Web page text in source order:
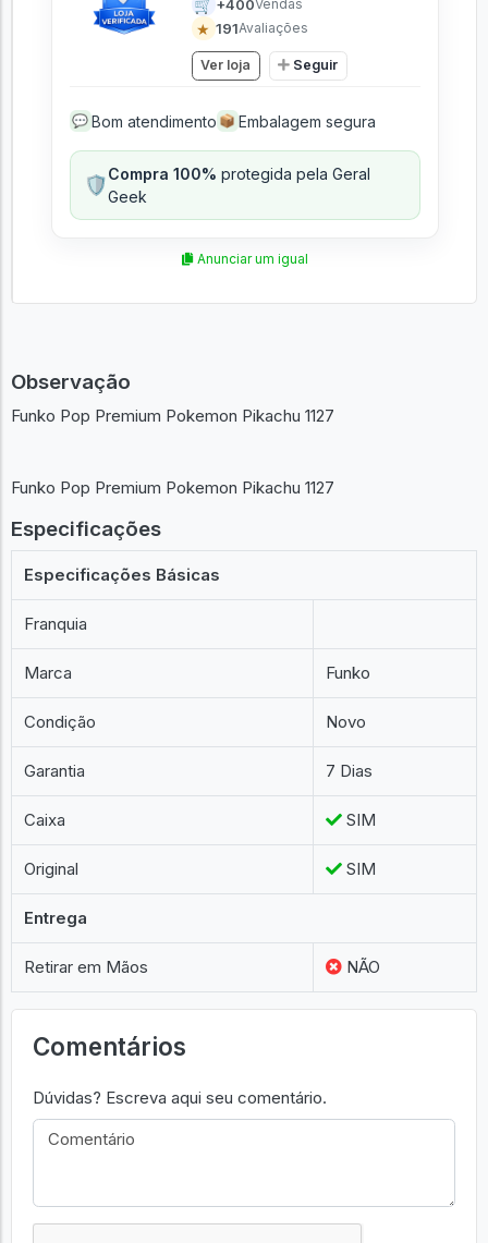
🛒 +400Vendas
★ 191Avaliações
Ver loja Seguir
💬 Bom atendimento 📦 Embalagem segura
🛡️Compra 100% protegida pela Geral
Geek
Anunciar um igual
Observação
Funko Pop Premium Pokemon Pikachu 1127
Funko Pop Premium Pokemon Pikachu 1127
Especificações
Especificações Básicas
Franquia
Marca Funko
Condição Novo
Garantia 7 Dias
Caixa SIM
Original SIM
Entrega
Retirar em Mãos NÃO
Comentários
Dúvidas? Escreva aqui seu comentário.